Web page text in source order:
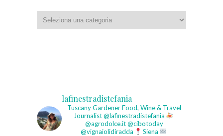
lafinestradistefania
Tuscany GardenerFood, Wine & Travel
Journalist@lafinestradistefania
@agrodolce.it @cibotoday
@vignaiolidiradda
Siena